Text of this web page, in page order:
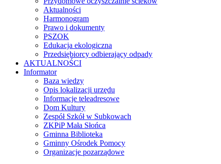
Aktualności
Harmonogram
Prawo i dokumenty
PSZOK
Edukacja ekologiczna
Przedsiębiorcy odbierający odpady
AKTUALNOŚCI
Informator
Baza wiedzy
Opis lokalizacji urzędu
Informacje teleadresowe
Dom Kultury
Zespół Szkół w Subkowach
ZKPiP Mała Słońca
Gminna Biblioteka
Gminny Ośrodek Pomocy
Organizacje pozarządowe